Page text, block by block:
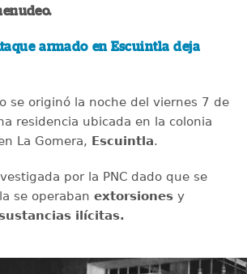
armado en Escuintla deja
se originó la noche del viernes 7 de
residencia ubicada en la colonia
La Gomera, Escuintla.
por la PNC dado que se
se operaban extorsionesy
ilícitas.